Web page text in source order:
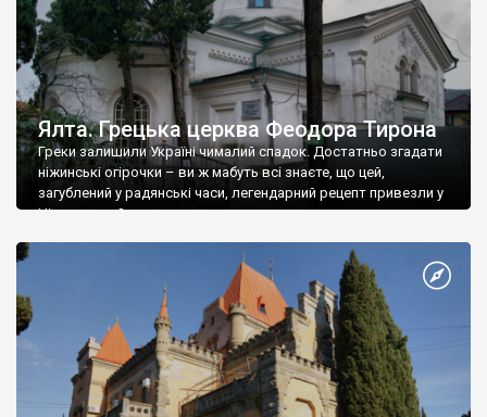
Ялта. Грецька церква Феодора Тирона
Греки залишили Україні чималий спадок. Достатньо згадати
ніжинські огірочки – ви ж мабуть всі знаєте, що цей,
загублений у радянські часи, легендарний рецепт привезли у
Ніжин греки?